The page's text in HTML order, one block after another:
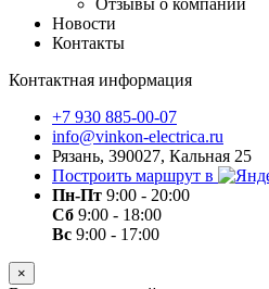
Новости
Контакты
Контактная информация
+7 930 885-00-07
info@vinkon-electrica.ru
Рязань, 390027, Кальная 25
Построить маршрут в
Пн-Пт 9:00 - 20:00
Сб 9:00 - 18:00
Вс 9:00 - 17:00
×